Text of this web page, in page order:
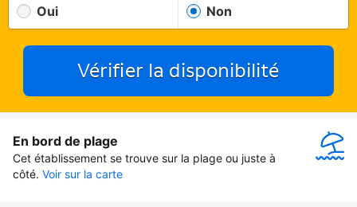
Oui Non
Vérifier la disponibilité
En bord de plage
Cet établissement se trouve sur la plage ou juste à
côté. Voir sur la carte